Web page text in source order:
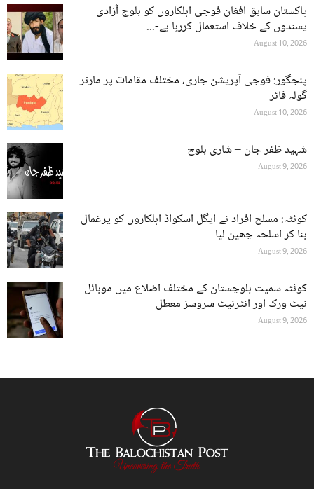
پاکستان سابق افغان فوجی اہلکاروں کو بلوچ آزادی
پسندوں کے خلاف استعمال کررہا ہے-...
August 10, 2026
پنجگور: فوجی آپریشن جاری، مختلف مقامات پر مارٹر
گولہ فائر
August 10, 2026
شہید ظفر جان – شاری بلوچ
August 9, 2026
کوئٹہ: مسلح افراد نے ایگل اسکواڈ اہلکاروں کو یرغمال
بنا کر اسلحہ چھین لیا
August 9, 2026
کوئٹہ سمیت بلوچستان کے مختلف اضلاع میں موبائل
نیٹ ورک اور انٹرنیٹ سروسز معطل
August 9, 2026